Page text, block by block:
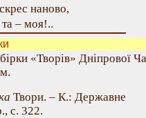
наново,
– моя!..
«Творів» Дніпрової
Твори. – К.: Державне
с. 322.